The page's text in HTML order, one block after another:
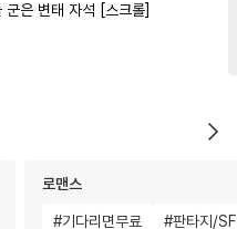
군은 변태 자석 [스크롤]
로맨스
#기다리면무료 #판타지/SF